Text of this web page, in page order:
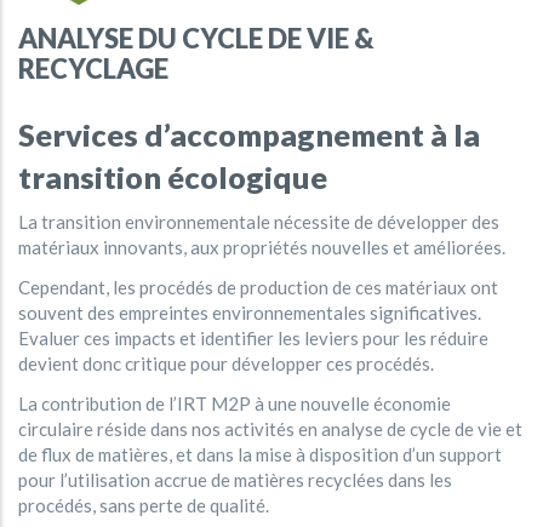
ANALYSE DU CYCLE DE VIE &
RECYCLAGE
Services d’accompagnement à la
transition écologique
La transition environnementale nécessite de développer des
matériaux innovants, aux propriétés nouvelles et améliorées.
Cependant, les procédés de production de ces matériaux ont
souvent des empreintes environnementales significatives.
Evaluer ces impacts et identifier les leviers pour les réduire
devient donc critique pour développer ces procédés.
La contribution de l’IRT M2P à une nouvelle économie
circulaire réside dans nos activités en analyse de cycle de vie et
de flux de matières, et dans la mise à disposition d’un support
pour l’utilisation accrue de matières recyclées dans les
procédés, sans perte de qualité.